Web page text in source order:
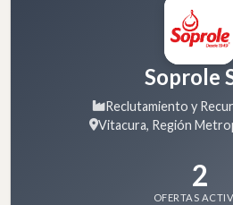
Soprole
Reclutamiento y
Vitacura, Región
2
OFERTAS